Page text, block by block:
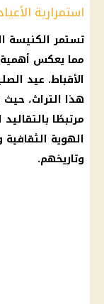
استمرارية
تستمر الكنيسة
مما يعكس أهمية
الأقباط. عيد
هذا التراث، حيث
مرتبطًا
الهوية
وتاريخهم.